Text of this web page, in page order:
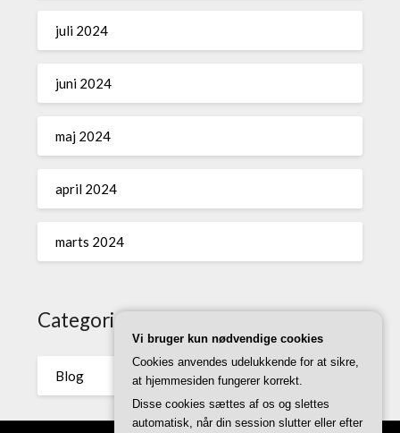
juli 2024
juni 2024
maj 2024
april 2024
marts 2024
Categories
Blog
Vi bruger kun nødvendige cookies
Cookies anvendes udelukkende for at sikre,
at hjemmesiden fungerer korrekt.
Disse cookies sættes af os og slettes
automatisk, når din session slutter eller efter